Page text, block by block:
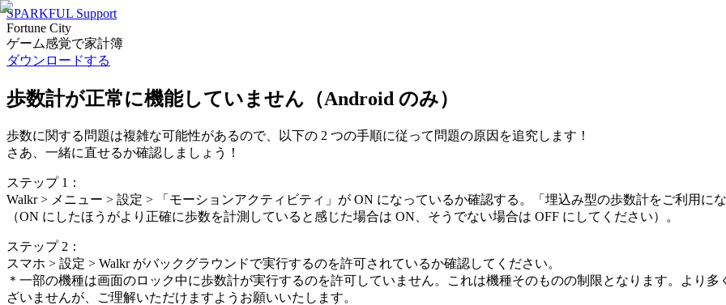
SPARKFUL Support
Fortune City
ゲーム感覚で家計簿
ダウンロードする
歩数計が正常に機能していません（Android のみ）
歩数に関する問題は複雑な可能性があるので、以下の 2 つの手順に従って問題の原因を追究します！
さあ、一緒に直せるか確認しましょう！
ステップ 1：
Walkr > メニュー > 設定 > 「モーションアクティビティ」が ON になっているか確認する。「埋込み型の歩数計をご利用に
（ON にしたほうがより正確に歩数を計測していると感じた場合は ON、そうでない場合は OFF にしてください）。
ステップ 2：
スマホ > 設定 > Walkr がバックグラウンドで実行するのを許可されているか確認してください。
＊一部の機種は画面のロック中に歩数計が実行するのを許可していません。これは機種そのものの制限となります。より
ざいませんが、ご理解いただけますようお願いいたします。